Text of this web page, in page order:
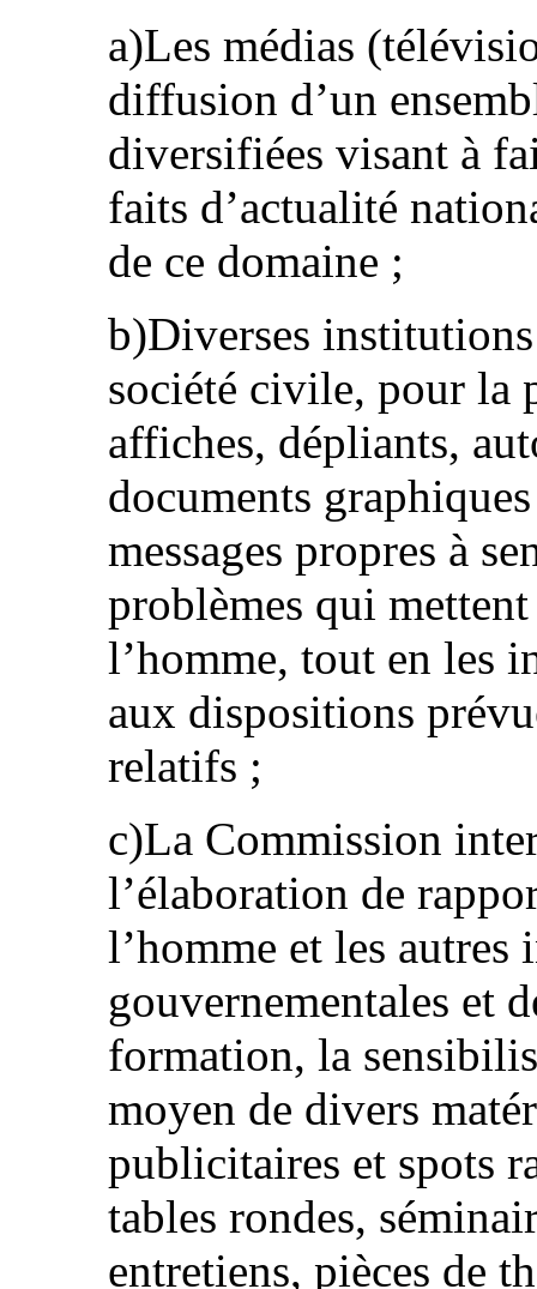
a)Les médias
diffusion d’un
diversifiées visant à
faits d’actualité
de ce domaine ;
b)Diverses
société civile, pour la
affiches, dépliants,
documents
messages propres à
problèmes qui
l’homme, tout en les
aux dispositions
relatifs ;
c)La Commission
l’élaboration de
l’homme et les autres
gouvernementales et
formation, la
moyen de divers
publicitaires et spots
tables rondes,
entretiens, pièces de